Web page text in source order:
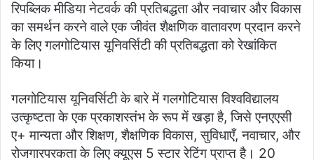
रिपब्लिक मीडिया नेटवर्क की प्रतिबद्धता और नवाचार और विकास
का समर्थन करने वाले एक जीवंत शैक्षणिक वातावरण प्रदान करने
के लिए गलगोटियास यूनिवर्सिटी की प्रतिबद्धता को रेखांकित
किया।
गलगोटियास यूनिवर्सिटी के बारे में गलगोटियास विश्वविद्यालय
उत्कृष्टता के एक प्रकाशस्तंभ के रूप में खड़ा है, जिसे एनएएसी
ए+ मान्यता और शिक्षण, शैक्षणिक विकास, सुविधाएँ, नवाचार, और
रोजगारपरकता के लिए क्यूएस 5 स्टार रेटिंग प्राप्त है। 20